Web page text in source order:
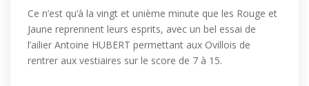
Ce n’est qu’à la vingt et unième minute que les Rouge et
Jaune reprennent leurs esprits, avec un bel essai de
l’ailier Antoine HUBERT permettant aux Ovillois de
rentrer aux vestiaires sur le score de 7 à 15.